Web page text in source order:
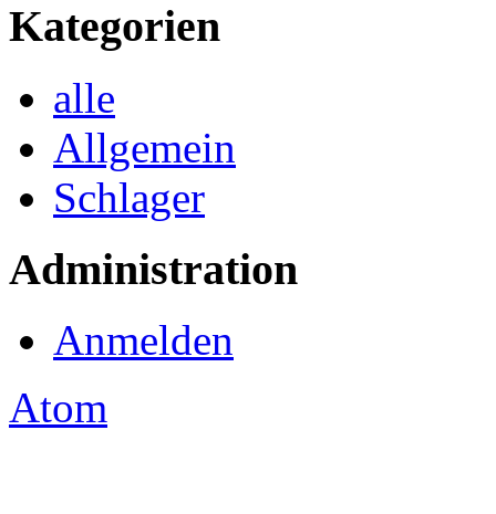
Kategorien
alle
Allgemein
Schlager
Administration
Anmelden
Atom